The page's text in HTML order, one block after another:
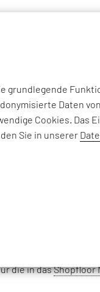
technischer
die in dasShopfloor
grundlegende
Daten
Cookies. Das
Sie in unserer